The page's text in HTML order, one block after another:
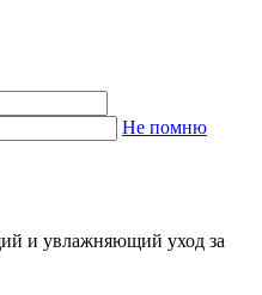
Не помню
и увлажняющий уход за